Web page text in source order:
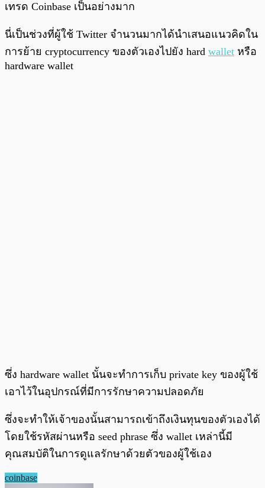
เทรด Coinbase เป็นอย่างมาก
นี่เป็นช่วงที่ผู้ใช้ Twitter จำนวนมากได้นำเสนอแนวคิดใน
การย้าย cryptocurrency ของตัวเองไปยัง hard wallet หรือ
hardware wallet
ซึ่ง hardware wallet นั้นจะทำการเก็บ private key ของผู้ใช้
เอาไว้ในอุปกรณ์ที่มีการรักษาความปลอดภัย
ซึ่งจะทำให้เจ้าของนั้นสามารถเข้าถึงเงินทุนของตัวเองได้
โดยใช้รหัสผ่านหรือ seed phrase ซึ่ง wallet เหล่านี้มี
คุณสมบัติในการดูแลรักษาด้วยตัวของผู้ใช้เอง
coinbase